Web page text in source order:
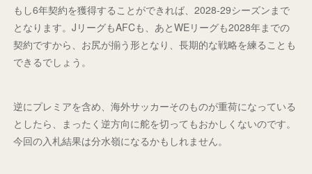
もし6年契約を獲得することができれば、2028-29シーズンまで
となります。JリーグもAFCも、あとWEリーグも2028年までの
契約ですから、お尻が揃う形となり、長期的な戦略を練ることも
できるでしょう。
逆にプレミアを含め、海外サッカーそのものが重荷になっている
としたら、まったく逆方向に舵を切ってもおかしくないのです。
今回の入札結果は分水嶺になるかもしれません。